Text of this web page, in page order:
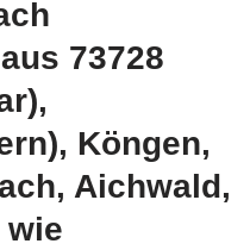
73728
Köngen,
Aichwald,
wie